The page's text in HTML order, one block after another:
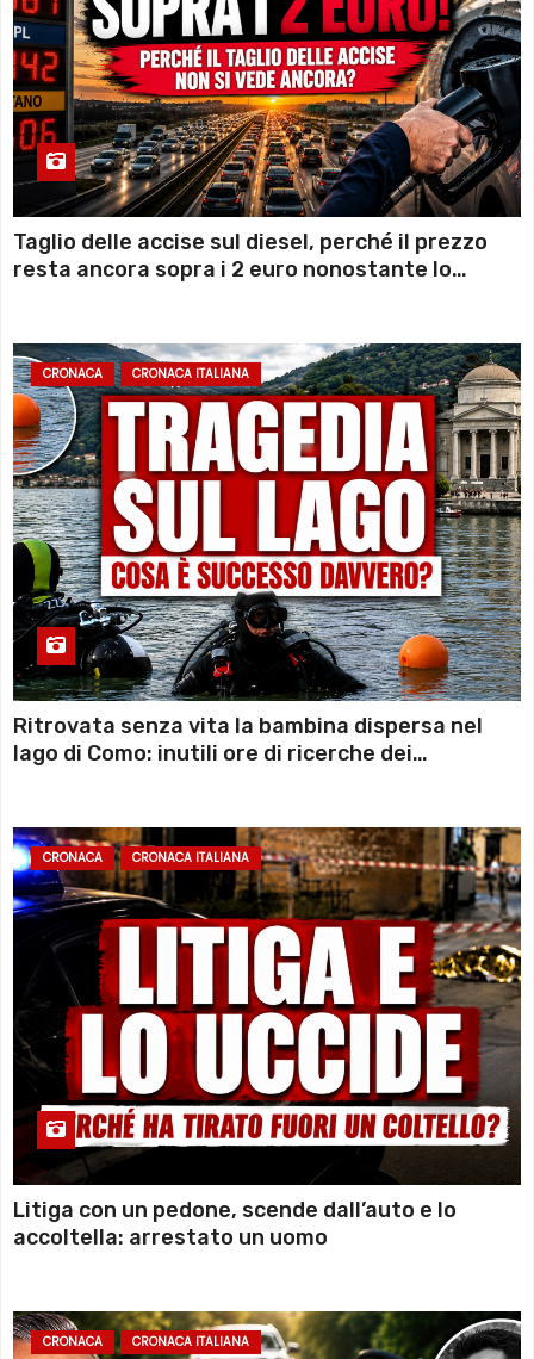
Taglio delle accise sul diesel, perché il prezzo
resta ancora sopra i 2 euro nonostante lo
CRONACA CRONACA ITALIANA
Ritrovata senza vita la bambina dispersa nel
lago di Como: inutili ore di ricerche dei
CRONACA CRONACA ITALIANA
Litiga con un pedone, scende dall’auto e lo
accoltella: arrestato un uomo
CRONACA CRONACA ITALIANA